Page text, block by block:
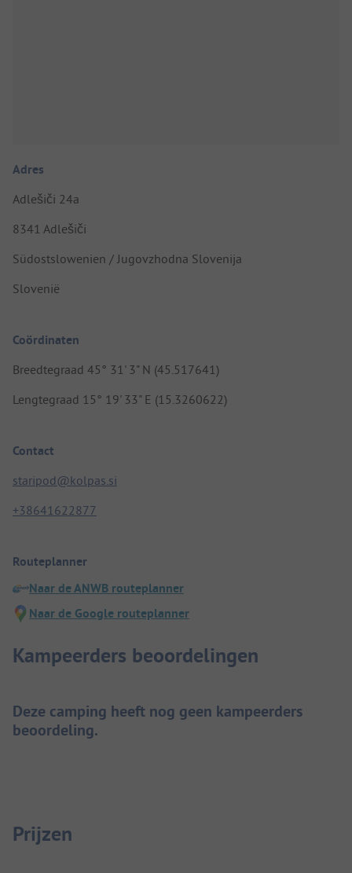
Adres
Adlešiči 24a
8341 Adlešiči
Südostslowenien / Jugovzhodna Slovenija
Slovenië
Coördinaten
Breedtegraad 45° 31' 3" N (45.517641)
Lengtegraad 15° 19' 33" E (15.3260622)
Contact
staripod@kolpas.si
+38641622877
Routeplanner
Naar de ANWB routeplanner
Naar de Google routeplanner
Kampeerders beoordelingen
Deze camping heeft nog geen kampeerders
beoordeling.
Prijzen